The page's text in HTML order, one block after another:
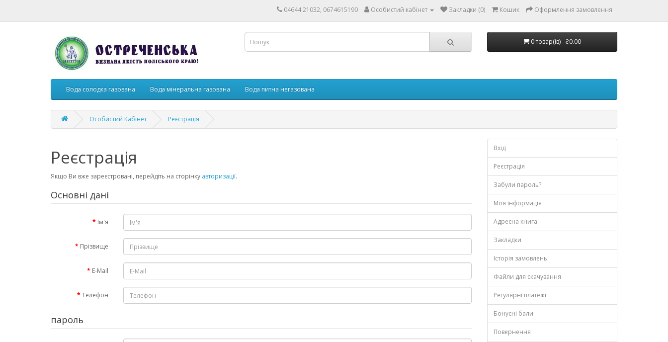
04644 21032, 0674615190 Особистий кабінет Закладки (0) Кошик Оформлення замовлення
0 товар(ів) - ₴0.00
Вода солодка газована Вода мінеральна газована Вода питна негазована
Особистий Кабінет Реєстрація
Реєстрація
Якщо Ви вже зареєстровані, перейдіть на сторінку авторизації.
Основні дані
Ім'я
Прізвище
E-Mail
Телефон
пароль
Вхід
Реєстрація
Забули пароль?
Моя інформація
Адресна книга
Закладки
Історія замовлень
Файли для скачування
Регулярні платежі
Бонусні бали
Повернення